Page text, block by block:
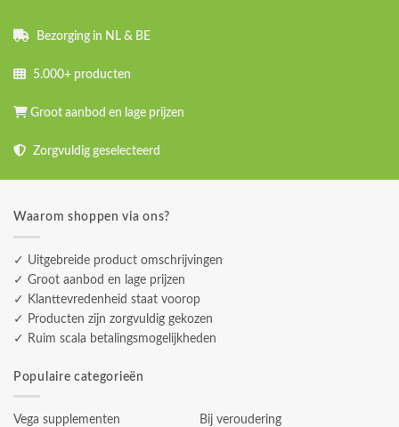
Bezorging in NL & BE
5.000+ producten
Groot aanbod en lage prijzen
Zorgvuldig geselecteerd
Waarom shoppen via ons?
✓ Uitgebreide product omschrijvingen
✓ Groot aanbod en lage prijzen
✓ Klanttevredenheid staat voorop
✓ Producten zijn zorgvuldig gekozen
✓ Ruim scala betalingsmogelijkheden
Populaire categorieën
Vega supplementen
Bij veroudering